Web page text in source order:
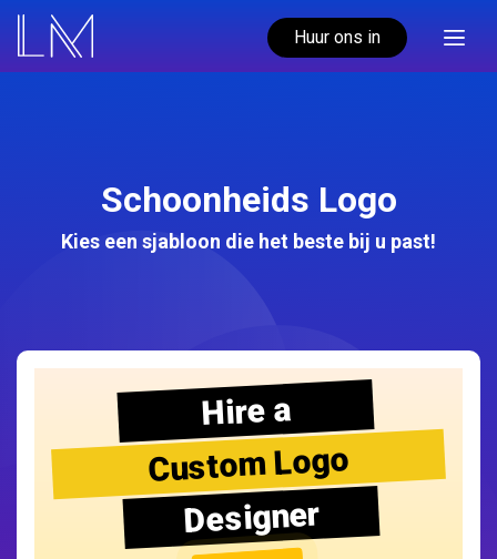
Huur ons in
Schoonheids Logo
Kies een sjabloon die het beste bij u past!
Hire a
Custom Logo
Designer